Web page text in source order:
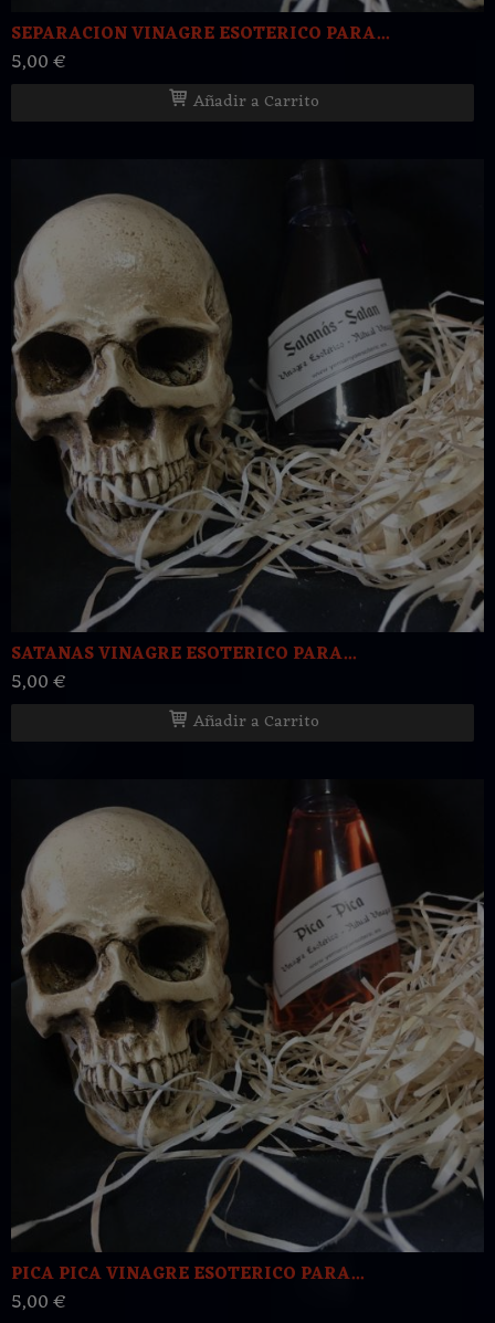
SEPARACION VINAGRE ESOTERICO PARA...
5,00 €
Añadir a Carrito
SATANAS VINAGRE ESOTERICO PARA...
5,00 €
Añadir a Carrito
PICA PICA VINAGRE ESOTERICO PARA...
5,00 €